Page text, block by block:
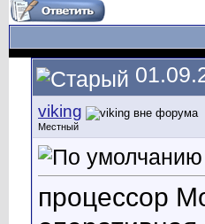
viking
Местный
процессор